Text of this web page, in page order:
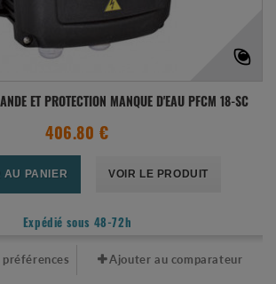
ET PROTECTION MANQUE D'EAU PFCM 18-SC
406.80 €
AU PANIER VOIR LE PRODUIT
Expédié sous 48-72h
Ajouter au comparateur